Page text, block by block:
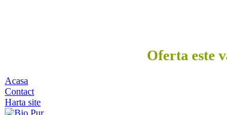
Oferta este
Acasa
Contact
Harta site